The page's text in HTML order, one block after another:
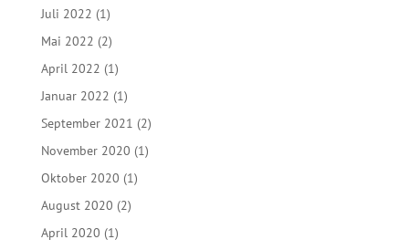
Juli 2022 (1)
Mai 2022 (2)
April 2022 (1)
Januar 2022 (1)
September 2021 (2)
November 2020 (1)
Oktober 2020 (1)
August 2020 (2)
April 2020 (1)